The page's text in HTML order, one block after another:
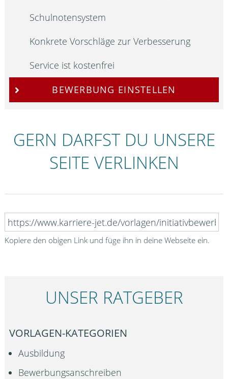
Schulnotensystem
Konkrete Vorschläge zur Verbesserung
Service ist kostenfrei
BEWERBUNG EINSTELLEN
GERN DARFST DU UNSERE
SEITE VERLINKEN
Kopiere den obigen Link und füge ihn in deine Webseite ein.
UNSER RATGEBER
VORLAGEN-KATEGORIEN
Ausbildung
Bewerbungsanschreiben